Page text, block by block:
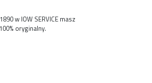
w IOW SERVICE masz
oryginalny.